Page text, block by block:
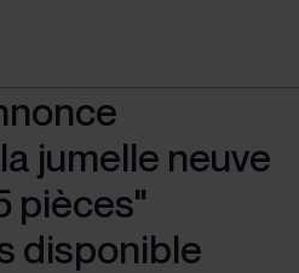
jumelle neuve
pièces"
disponible